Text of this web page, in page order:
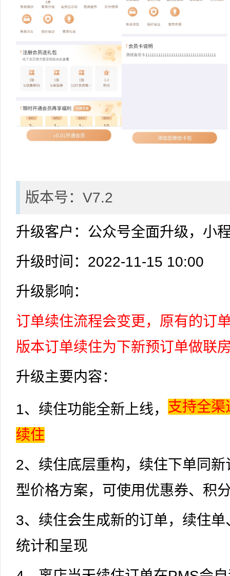
版本号：V7.2
升级客户：公众号全面升级，小
升级时间：2022-11-15 10:00
升级影响：
订单续住流程会变更，原有的订
版本订单续住为下新预订单做联
升级主要内容：
1、续住功能全新上线， 支持全
续住
2、续住底层重构，续住下单同
型价格方案，可使用优惠券、积
3、续住会生成新的订单，续住
统计和呈现